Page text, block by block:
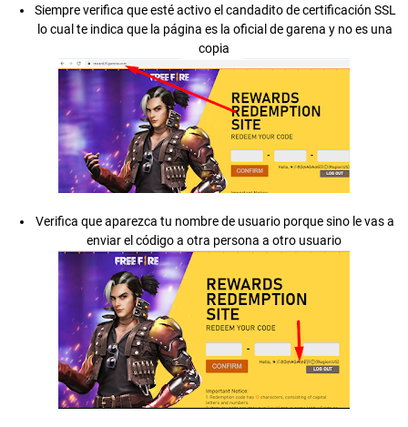
Siempre verifica que esté activo el candadito de certificación SSL
lo cual te indica que la página es la oficial de garena y no es una
copia
Verifica que aparezca tu nombre de usuario porque sino le vas a
enviar el código a otra persona a otro usuario